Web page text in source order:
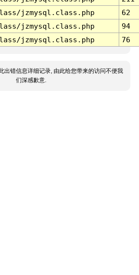
jzmysql.class.php
62
jzmysql.class.php
94
jzmysql.class.php 76
出错信息详细记录, 由此给您带来的访问不便我
们深感歉意.